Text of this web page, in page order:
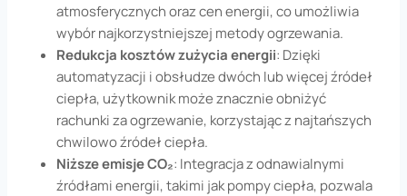
atmosferycznych oraz cen energii, co umożliwia
wybór najkorzystniejszej metody ogrzewania.
Redukcja kosztów zużycia energii: Dzięki
automatyzacji i obsłudze dwóch lub więcej źródeł
ciepła, użytkownik może znacznie obniżyć
rachunki za ogrzewanie, korzystając z najtańszych
chwilowo źródeł ciepła.
Niższe emisje CO₂: Integracja z odnawialnymi
źródłami energii, takimi jak pompy ciepła, pozwala